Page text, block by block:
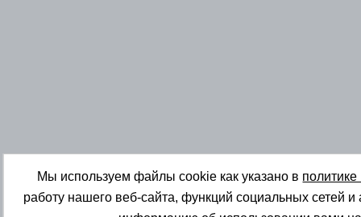
Мы используем файлы cookie как указано в
работу нашего веб-сайта, функций социальных сетей